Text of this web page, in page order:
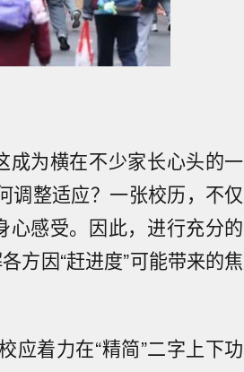
成为横在不少家长心头的一
调整适应？一张校历，不仅
心感受。因此，进行充分的
方因“赶进度”可能带来的焦
应着力在“精简”二字上下功